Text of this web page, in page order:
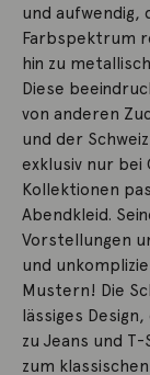
und aufwendig,
Farbspektrum
hin zu
Diese
von anderen
und der
exklusiv nur bei
Kollektionen
Abendkleid.
Vorstellungen
und
Mustern! Die
lässiges
zu Jeans und
zum